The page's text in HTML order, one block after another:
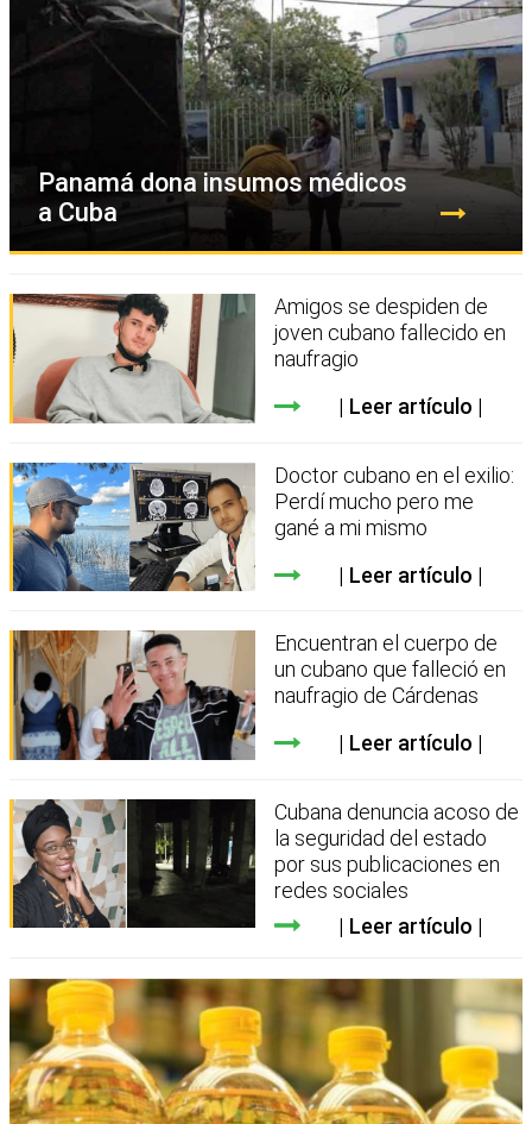
Panamá dona insumos médicos
a Cuba
Amigos se despiden de
joven cubano fallecido en
naufragio
Leer artículo
Doctor cubano en el exilio:
Perdí mucho pero me
gané a mi mismo
Leer artículo
Encuentran el cuerpo de
un cubano que falleció en
naufragio de Cárdenas
Leer artículo
Cubana denuncia acoso de
la seguridad del estado
por sus publicaciones en
redes sociales
Leer artículo